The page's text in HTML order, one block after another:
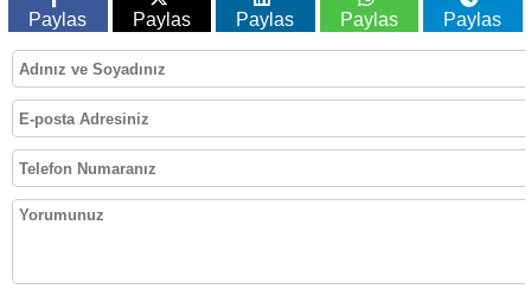
Paylas Paylas Paylas Paylas Paylas